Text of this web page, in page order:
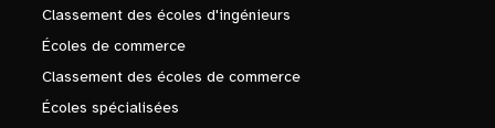
Classement des écoles d'ingénieurs
Écoles de commerce
Classement des écoles de commerce
Écoles spécialisées